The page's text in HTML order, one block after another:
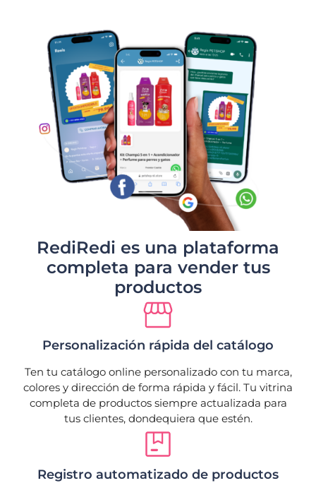
RediRedi es una plataforma
completa para vender tus
productos
Personalización rápida del catálogo
Ten tu catálogo online personalizado con tu marca,
colores y dirección de forma rápida y fácil. Tu vitrina
completa de productos siempre actualizada para
tus clientes, dondequiera que estén.
Registro automatizado de productos